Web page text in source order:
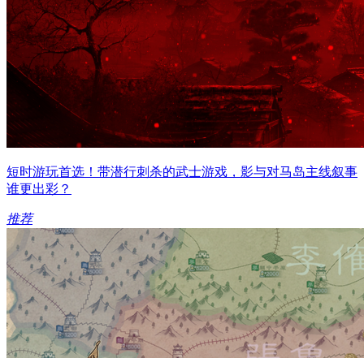
短时游玩首选！带潜行刺杀的武士游戏，影与对马岛主线叙事
谁更出彩？
推荐